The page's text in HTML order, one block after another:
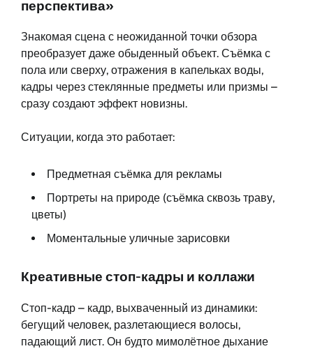
перспектива»
Знакомая сцена с неожиданной точки обзора
преобразует даже обыденный объект. Съёмка с
пола или сверху, отражения в капельках воды,
кадры через стеклянные предметы или призмы –
сразу создают эффект новизны.
Ситуации, когда это работает:
Предметная съёмка для рекламы
Портреты на природе (съёмка сквозь траву,
цветы)
Моментальные уличные зарисовки
Креативные стоп-кадры и коллажи
Стоп-кадр – кадр, выхваченный из динамики:
бегущий человек, разлетающиеся волосы,
падающий лист. Он будто мимолётное дыхание